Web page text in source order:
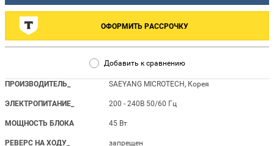
ОФОРМИТЬ РАССРОЧКУ
Добавить к сравнению
ПРОИЗВОДИТЕЛЬ_ SAEYANG MICROTECH, Корея
ЭЛЕКТРОПИТАНИЕ_ 200 - 240В 50/60 Гц
МОЩНОСТЬ БЛОКА 45 Вт
РЕВЕРС НА ХОДУ_ запрещен